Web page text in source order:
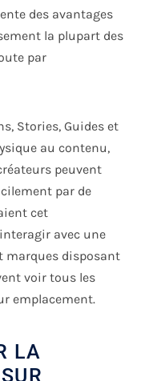
des avantages
la plupart des
par
Stories, Guides et
au contenu,
peuvent
par de
cet
avec une
marques disposant
voir tous les
emplacement.
LA